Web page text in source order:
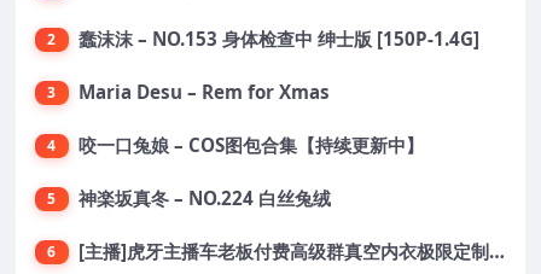
2 蠢沫沫 – NO.153 身体检查中 绅士版 [150P-1.4G]
3 Maria Desu – Rem for Xmas
4 咬一口兔娘 – COS图包合集【持续更新中】
5 神楽坂真冬 – NO.224 白丝兔绒
6 [主播]虎牙主播车老板付费高级群真空内衣极限定制8分19